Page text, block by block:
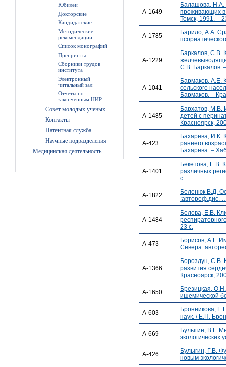
Юбилеи
Докторские
Кандидатские
Методические
рекомендации
Список монографий
Препринты
Сборники трудов
института
Электронный
читальный зал
Отчеты по
законченным НИР
Совет молодых ученых
Контакты
Патентная служба
Научные подразделения
Медицинская деятельность
А-1649
Балашова, Н.А.
проживающих в
Томск, 1991. –
А-1785
Барило, А.А.
А-1229
Баркалов, С.В.
С.В. Баркалов.
А-1041
Бармаков, А.Е.
сельского
Бармаков. –
А-1485
Бархатов, М.В.
детей с
Красноярск,
А-423
Бахарева, И.К.
раннего
Бахарева. –
А-1401
Бекетова, Е.В.
различных
с.
А-1822
Беленюк В.Д.
:автореф.дис.
А-1484
Белова, Е.В.
23 с.
А-473
Борисов, А.Г.
Севера:
А-1366
Бороздун, С.В.
развития
Красноярск,
А-1650
Брезицкая,
ишемической
А-603
Бронникова,
наук. / Е.П.
А-669
Булыгин, В.Г.
экологических
А-426
Булыгин, Г.В.
новым